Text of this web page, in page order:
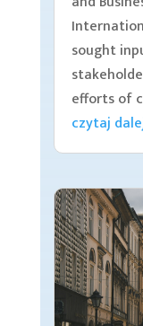
sought
efforts of
czytaj